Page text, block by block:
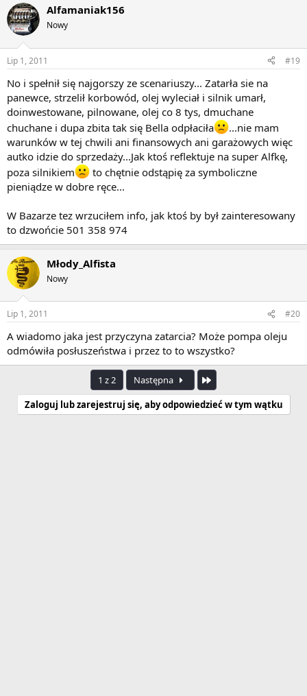
Alfamaniak156
Nowy
Lip 1, 2011 #19
No i spełnił się najgorszy ze scenariuszy... Zatarła sie na
panewce, strzelił korbowód, olej wyleciał i silnik umarł,
doinwestowane, pilnowane, olej co 8 tys, dmuchane
chuchane i dupa zbita tak się Bella odpłaciła
...nie mam
warunków w tej chwili ani finansowych ani garażowych więc
autko idzie do sprzedaży...Jak ktoś reflektuje na super Alfkę,
poza silnikiem
to chętnie odstąpię za symboliczne
pieniądze w dobre ręce...
W Bazarze tez wrzuciłem info, jak ktoś by był zainteresowany
to dzwońcie 501 358 974
Młody_Alfista
Nowy
Lip 1, 2011 #20
A wiadomo jaka jest przyczyna zatarcia? Może pompa oleju
odmówiła posłuszeństwa i przez to to wszystko?
1 z 2 Następna
Zaloguj lub zarejestruj się, aby odpowiedzieć w tym wątku